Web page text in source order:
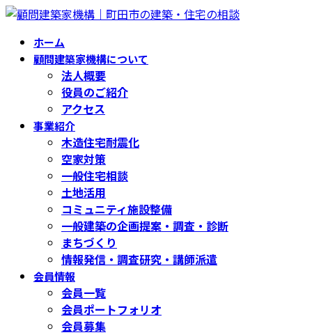
コ
ナ
ホーム
顧問建築家機構について
法人概要
役員のご紹介
アクセス
事業紹介
木造住宅耐震化
空家対策
一般住宅相談
土地活用
コミュニティ施設整備
一般建築の企画提案・調査・診断
まちづくり
情報発信・調査研究・講師派遣
会員情報
会員一覧
会員ポートフォリオ
会員募集